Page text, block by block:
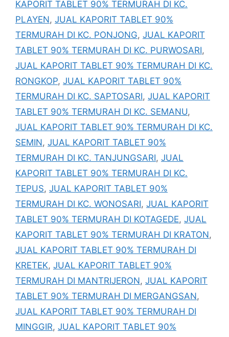
KAPORIT TABLET 90% TERMURAH DI KC.
PLAYEN, JUAL KAPORIT TABLET 90%
TERMURAH DI KC. PONJONG, JUAL KAPORIT
TABLET 90% TERMURAH DI KC. PURWOSARI,
JUAL KAPORIT TABLET 90% TERMURAH DI KC.
RONGKOP, JUAL KAPORIT TABLET 90%
TERMURAH DI KC. SAPTOSARI, JUAL KAPORIT
TABLET 90% TERMURAH DI KC. SEMANU,
JUAL KAPORIT TABLET 90% TERMURAH DI KC.
SEMIN, JUAL KAPORIT TABLET 90%
TERMURAH DI KC. TANJUNGSARI, JUAL
KAPORIT TABLET 90% TERMURAH DI KC.
TEPUS, JUAL KAPORIT TABLET 90%
TERMURAH DI KC. WONOSARI, JUAL KAPORIT
TABLET 90% TERMURAH DI KOTAGEDE, JUAL
KAPORIT TABLET 90% TERMURAH DI KRATON,
JUAL KAPORIT TABLET 90% TERMURAH DI
KRETEK, JUAL KAPORIT TABLET 90%
TERMURAH DI MANTRIJERON, JUAL KAPORIT
TABLET 90% TERMURAH DI MERGANGSAN,
JUAL KAPORIT TABLET 90% TERMURAH DI
MINGGIR, JUAL KAPORIT TABLET 90%